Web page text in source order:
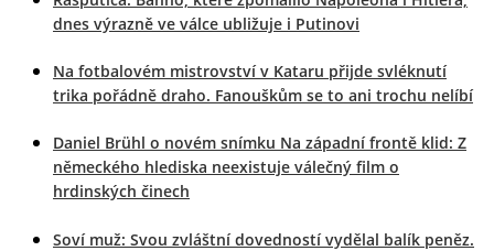
dnes výrazně ve válce ubližuje i Putinovi
Na fotbalovém mistrovství v Kataru přijde svléknutí
trika pořádně draho. Fanouškům se to ani trochu nelíbí
Daniel Brühl o novém snímku Na západní frontě klid: Z
německého hlediska neexistuje válečný film o
hrdinských činech
Soví muž: Svou zvláštní dovedností vydělal balík peněz.